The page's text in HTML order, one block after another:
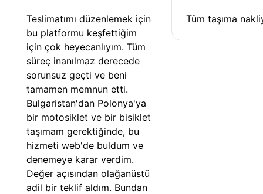
Teslimatımı düzenlemek için
bu platformu keşfettiğim
için çok heyecanlıyım. Tüm
süreç inanılmaz derecede
sorunsuz geçti ve beni
tamamen memnun etti.
Bulgaristan'dan Polonya'ya
bir motosiklet ve bir bisiklet
taşımam gerektiğinde, bu
hizmeti web'de buldum ve
denemeye karar verdim.
Değer açısından olağanüstü
adil bir teklif aldım. Bundan
Tüm taşıma